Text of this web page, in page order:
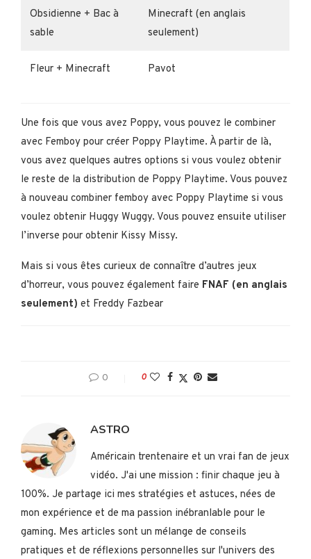
Obsidienne + Bac à
sable
Minecraft (en anglais
seulement)
Fleur + Minecraft Pavot
Une fois que vous avez Poppy, vous pouvez le combiner
avec Femboy pour créer Poppy Playtime. À partir de là,
vous avez quelques autres options si vous voulez obtenir
le reste de la distribution de Poppy Playtime. Vous pouvez
à nouveau combiner femboy avec Poppy Playtime si vous
voulez obtenir Huggy Wuggy. Vous pouvez ensuite utiliser
l’inverse pour obtenir Kissy Missy.
Mais si vous êtes curieux de connaître d’autres jeux
d’horreur, vous pouvez également faire FNAF (en anglais
seulement) et Freddy Fazbear
0 0
ASTRO
Américain trentenaire et un vrai fan de jeux
vidéo. J'ai une mission : finir chaque jeu à
100%. Je partage ici mes stratégies et astuces, nées de
mon expérience et de ma passion inébranlable pour le
gaming. Mes articles sont un mélange de conseils
pratiques et de réflexions personnelles sur l'univers des